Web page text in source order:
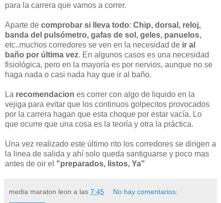
para la carrera que vamos a correr.
Aparte de comprobar si lleva todo: Chip, dorsal, reloj,
banda del pulsómetro, gafas de sol, geles, panuelos,
etc..muchos corredores se ven en la necesidad de ir al
baño por última vez. En algunos casos es una necesidad
fisiológica, pero en la mayoría es por nervios, aunque no se
haga nada o casi nada hay que ir al baño.
La recomendacion es correr con algo de liquido en la
vejiga para evitar que los continuos golpecitos provocados
por la carrera hagan que esta choque por estar vacía. Lo
que ocurre que una cosa es la teoría y otra la práctica.
Una vez realizado este último rito los corredores se dirigen a
la linea de salida y ahí solo queda santiguarse y poco mas
antes de oir el "preparados, listos, Ya"
media maraton leon a las 7:45 No hay comentarios: